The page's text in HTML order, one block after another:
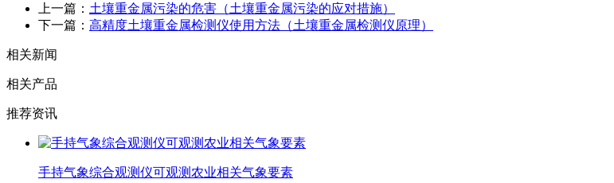
上一篇： 土壤重金属污染的危害（土壤重金属污染的应对措施）
下一篇： 高精度土壤重金属检测仪使用方法（土壤重金属检测仪原理）
相关新闻
相关产品
推荐资讯
手持气象综合观测仪可观测农业相关气象要素